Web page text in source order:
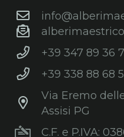
+39 347 89 36
+39 338 88 68
Via Eremo
Assisi PG
C.F. e P.IVA: